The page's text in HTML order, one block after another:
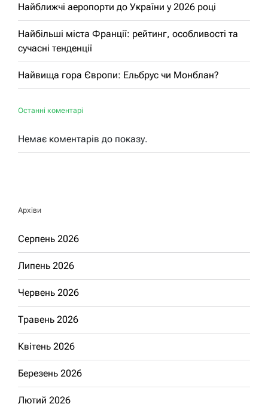
Найближчі аеропорти до України у 2026 році
Найбільші міста Франції: рейтинг, особливості та
сучасні тенденції
Найвища гора Європи: Ельбрус чи Монблан?
Останні коментарі
Немає коментарів до показу.
Архіви
Серпень 2026
Липень 2026
Червень 2026
Травень 2026
Квітень 2026
Березень 2026
Лютий 2026